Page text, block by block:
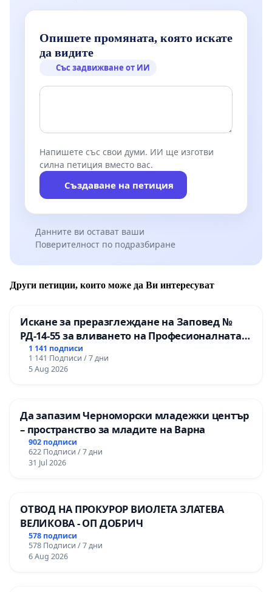
Опишете промяната, която искате
да видите
Със задвижване от ИИ
Напишете със свои думи. ИИ ще изготви
силна петиция вместо вас.
Създаване на петиция
Данните ви остават ваши
Поверителност по подразбиране
Други петиции, които може да Ви интересуват
Искане за преразглеждане на Заповед №
РД-14-55 за вливането на Професионалната
гимназия по промишлени технологии в
Професионалната гимназия по икономика и
мениджмънт – гр. Пазарджик
1 141 подписи
1 141 Подписи / 7 дни
5 Aug 2026
Да запазим Черноморски младежки център
– пространство за младите на Варна
902 подписи
622 Подписи / 7 дни
31 Jul 2026
ОТВОД НА ПРОКУРОР ВИОЛЕТА ЗЛАТЕВА
ВЕЛИКОВА - ОП ДОБРИЧ
578 подписи
578 Подписи / 7 дни
6 Aug 2026